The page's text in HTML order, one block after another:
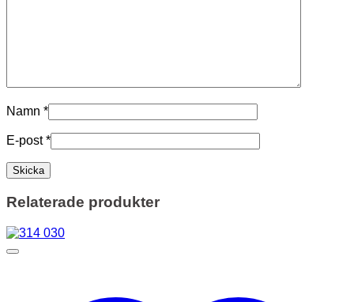
Namn *
E-post*
Relaterade produkter